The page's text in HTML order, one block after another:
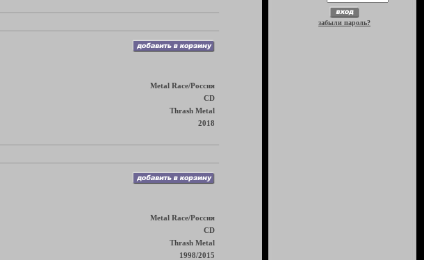
Metal Race/Россия
CD
Thrash Metal
2018
Metal Race/Россия
CD
Thrash Metal
1998/2015
забыли пароль?